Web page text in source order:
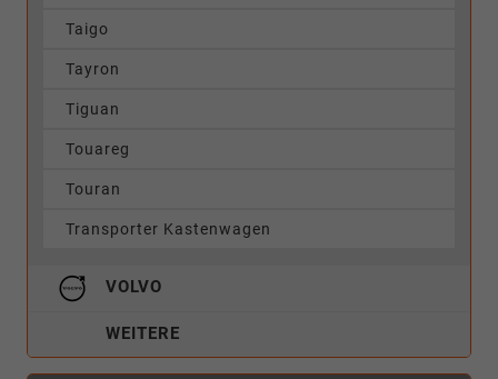
Taigo
Tayron
Tiguan
Touareg
Touran
Transporter Kastenwagen
VOLVO
WEITERE